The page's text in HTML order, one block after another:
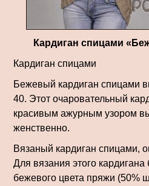
Кардиган спицами
Кардиган спицами
Бежевый кардиган спицами
40. Этот очаровательный
красивым ажурным узором
женственно.
Вязаный кардиган спицами,
Для вязания этого кардигана
бежевого цвета пряжи (50%